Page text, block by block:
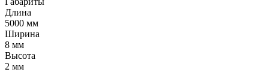
Длина
5000 мм
Ширина
8 мм
Высота
2 мм